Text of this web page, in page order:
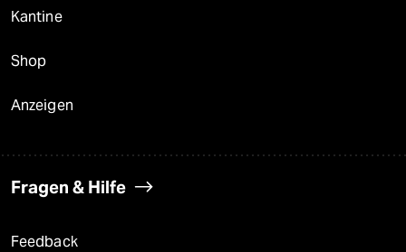
Kantine
Shop
Anzeigen
Fragen & Hilfe
Feedback